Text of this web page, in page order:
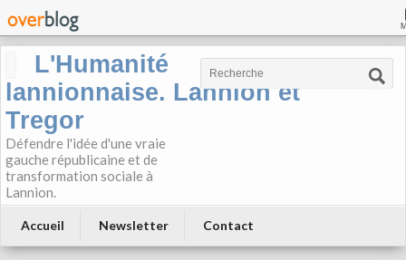
L'Humanité
lannionnaise. Lannion et
Tregor
Défendre l'idée d'une vraie
gauche républicaine et de
transformation sociale à
Lannion.
Accueil Newsletter Contact